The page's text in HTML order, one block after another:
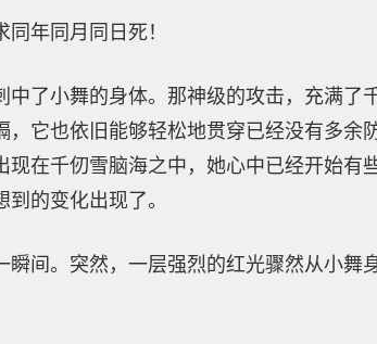
年同月同日死！
了小舞的身体。那神级的攻击，充满了
，它也依旧能够轻松地贯穿已经没有多余
现在千仞雪脑海之中，她心中已经开始有
的变化出现了。
瞬间。突然，一层强烈的红光骤然从小舞